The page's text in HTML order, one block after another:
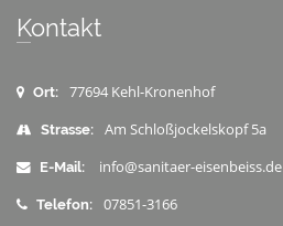
Kontakt
Ort: 77694 Kehl-Kronenhof
Strasse: Am Schloßjockelskopf 5a
E-Mail: info@sanitaer-eisenbeiss.de
Telefon: 07851-3166